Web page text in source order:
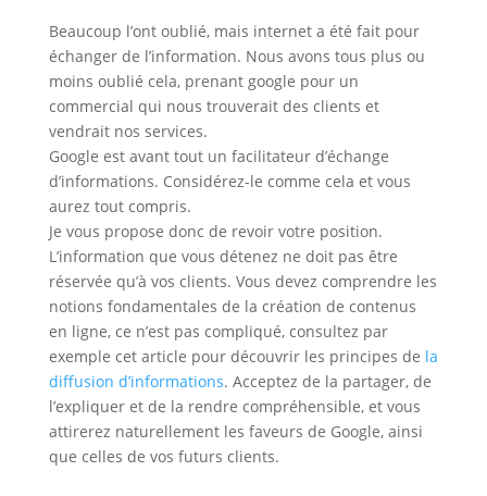
Beaucoup l’ont oublié, mais internet a été fait pour
échanger de l’information. Nous avons tous plus ou
moins oublié cela, prenant google pour un
commercial qui nous trouverait des clients et
vendrait nos services.
Google est avant tout un facilitateur d’échange
d’informations. Considérez-le comme cela et vous
aurez tout compris.
Je vous propose donc de revoir votre position.
L’information que vous détenez ne doit pas être
réservée qu’à vos clients. Vous devez comprendre les
notions fondamentales de la création de contenus
en ligne, ce n’est pas compliqué, consultez par
exemple cet article pour découvrir les principes de la
diffusion d’informations. Acceptez de la partager, de
l’expliquer et de la rendre compréhensible, et vous
attirerez naturellement les faveurs de Google, ainsi
que celles de vos futurs clients.